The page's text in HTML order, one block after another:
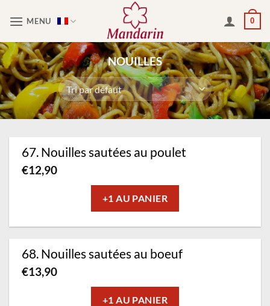
MENU 0
NOUILLES
67. Nouilles sautées au poulet
€12,90
+1 AU PANIER
68. Nouilles sautées au boeuf
€13,90
+1 AU PANIER